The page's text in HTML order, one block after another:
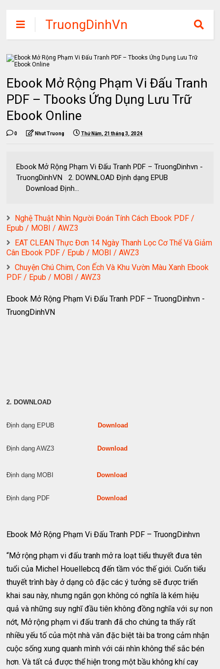
TruongDinhVn
Chia sẽ ebook,
các khóa học,
phần mềm học
tập miễn phí
Ebook Mở Rộng Phạm Vi Đấu Tranh
PDF – Tbooks Ứng Dụng Lưu Trữ
Ebook Online
0 Nhut Truong Thứ Năm, 21 tháng 3, 2024
Ebook Mở Rộng Phạm Vi Đấu Tranh PDF – TruongDinhvn -
TruongDinhVN 2. DOWNLOAD Định dạng EPUB
Download Định...
Nghệ Thuật Nhìn Người Đoán Tính Cách Ebook PDF /
Epub / MOBI / AWZ3
EAT CLEAN Thực Đơn 14 Ngày Thanh Lọc Cơ Thể Và Giảm
Cân Ebook PDF / Epub / MOBI / AWZ3
Chuyện Chú Chim, Con Ếch Và Khu Vườn Màu Xanh Ebook
PDF / Epub / MOBI / AWZ3
Ebook Mở Rộng Phạm Vi Đấu Tranh PDF – TruongDinhvn -
TruongDinhVN
2. DOWNLOAD
Định dạng EPUB Download
Định dạng AWZ3 Download
Định dạng MOBI Download
Định dạng PDF Download
Ebook Mở Rộng Phạm Vi Đấu Tranh PDF – TruongDinhvn
“Mở rộng phạm vi đấu tranh mở ra loạt tiểu thuyết đưa tên
tuổi của Michel Houellebcq đến tầm vóc thế giới. Cuốn tiểu
thuyết trình bày ở dạng cô đặc các ý tưởng sẽ được triển
khai sau này, nhưng ngắn gọn không có nghĩa là kém hiệu
quả và những suy nghĩ đầu tiên không đồng nghĩa với sự non
nớt, Mở rộng phạm vi đấu tranh đã cho chúng ta thấy rất
nhiều yếu tố của một nhà văn đặc biệt tài ba trong cảm nhận
cuộc sống xung quanh mình với cái nhìn không thể sắc bén
hơn. Và tất cả được thể hiện trong một bầu không khí cay